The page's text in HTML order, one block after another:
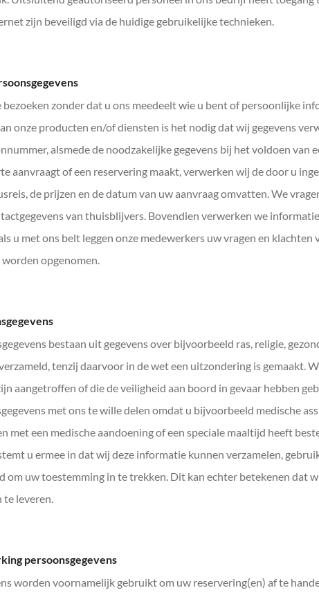
Bedrijfsuitje
zijn beveiligd via de huidige gebruikelijke technieken.
zonder dat u ons meedeelt wie u bent of persoonlijke
onze producten en/of diensten is het nodig dat wij gegevens
alsmede de noodzakelijke gegevens bij het voldoen van
aanvraagt of een reservering maakt, verwerken wij de door u
de prijzen en de datum van uw aanvraag omvatten. We
van thuisblijvers. Bovendien verwerken we
u met ons belt leggen onze medewerkers uw vragen en
opgenomen.
bestaan uit gegevens over bijvoorbeeld ras, religie,
tenzij daarvoor in de wet een uitzondering is gemaakt.
aangetroffen of die de veiligheid aan boord in gevaar hebben
met ons te wille delen omdat u bijvoorbeeld medische
met een medische aandoening of een speciale maaltijd heeft
u ermee in dat wij deze informatie kunnen verzamelen,
om uw toestemming in te trekken. Dit kan echter betekenen dat
te leveren.
persoonsgegevens
worden voornamelijk gebruikt om uw reservering(en) af te